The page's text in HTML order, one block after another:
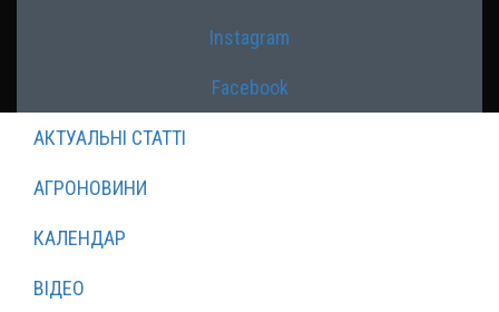
Instagram
Facebook
АКТУАЛЬНІ СТАТТІ
АГРОНОВИНИ
КАЛЕНДАР
ВІДЕО